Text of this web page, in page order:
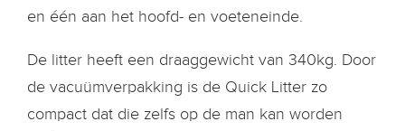
en één aan het hoofd- en voeteneinde.
De litter heeft een draaggewicht van 340kg. Door
de vacuümverpakking is de Quick Litter zo
compact dat die zelfs op de man kan worden